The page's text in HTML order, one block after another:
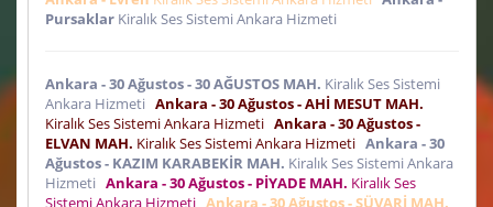
Pursaklar Kiralık Ses Sistemi Ankara Hizmeti
Ankara - 30 Ağustos - 30 AĞUSTOS MAH. Kiralık Ses Sistemi
Ankara Hizmeti Ankara - 30 Ağustos - AHİ MESUT MAH.
Kiralık Ses Sistemi Ankara Hizmeti Ankara - 30 Ağustos -
ELVAN MAH. Kiralık Ses Sistemi Ankara Hizmeti Ankara - 30
Ağustos - KAZIM KARABEKİR MAH. Kiralık Ses Sistemi Ankara
Hizmeti Ankara - 30 Ağustos - PİYADE MAH. Kiralık Ses
Sistemi Ankara Hizmeti Ankara - 30 Ağustos - SÜVARİ MAH.